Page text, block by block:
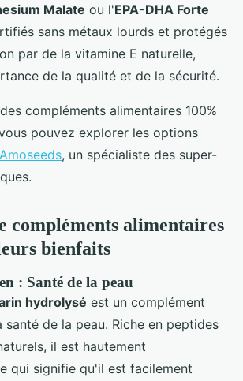
Malate ou l'EPA-DHA Forte
sans métaux lourds et protégés
par de la vitamine E naturelle,
de la qualité et de la sécurité.
compléments alimentaires 100%
pouvez explorer les options
Amoseeds, un spécialiste des super-
compléments alimentaires
bienfaits
: Santé de la peau
hydrolysé est un complément
santé de la peau. Riche en peptides
il est hautement
qui signifie qu'il est facilement